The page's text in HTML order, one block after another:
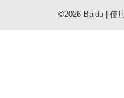
©2026 Baidu| 使